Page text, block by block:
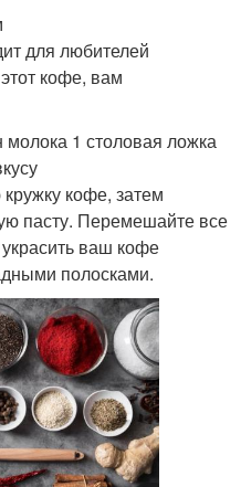
для любителей
кофе, вам
1 столовая ложка
кофе, затем
пасту. Перемешайте все
ваш кофе
полосками.